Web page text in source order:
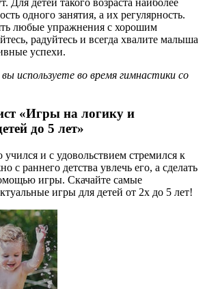
одного занятия, а их регулярность.
любые упражнения с хорошим
радуйтесь и всегда хвалите малыша
успехи.
используете во время гимнастики со
«Игры на логику и
до 5 лет»
учился и с удовольствием стремился к
с раннего детства увлечь его, а сделать
игры.​ Скачайте самые
игры для детей от 2х до 5 лет!